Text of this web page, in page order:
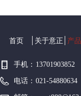
首页 关于意正 产
手机： 13701903852
电话： 021-54880634